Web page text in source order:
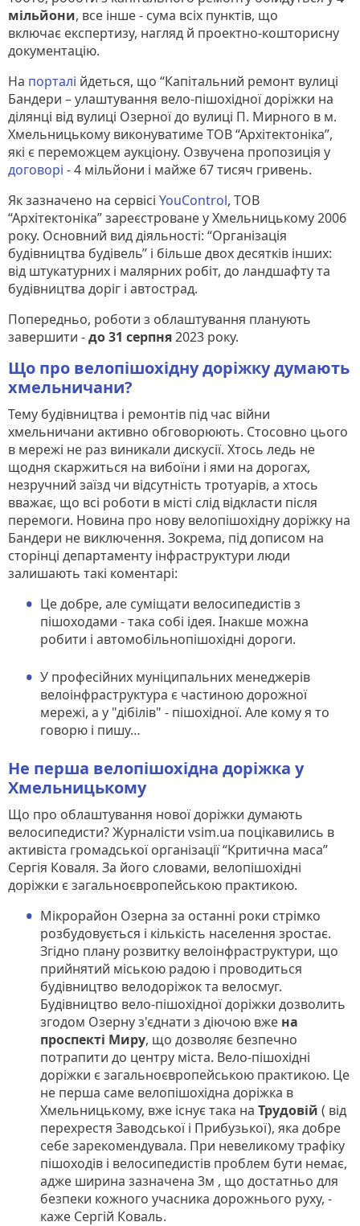
мільйони, все інше - сума всіх пунктів, що
включає експертизу, нагляд й проектно-кошторисну
документацію.
На порталі йдеться, що “Капітальний ремонт вулиці
Бандери – улаштування вело-пішохідної доріжки на
ділянці від вулиці Озерної до вулиці П. Мирного в м.
Хмельницькому виконуватиме ТОВ “Архітектоніка”,
які є переможцем аукціону. Озвучена пропозиція у
договорі - 4 мільйони і майже 67 тисяч гривень.
Як зазначено на сервісі YouControl, ТОВ
“Архітектоніка” зареєстроване у Хмельницькому 2006
року. Основний вид діяльності: “Організація
будівництва будівель” і більше двох десятків інших:
від штукатурних і малярних робіт, до ландшафту та
будівництва доріг і автострад.
Попередньо, роботи з облаштування планують
завершити -до 31 серпня2023 року.
Що про велопішохідну доріжку думають
хмельничани?
Тему будівництва і ремонтів під час війни
хмельничани активно обговорюють. Стосовно цього
в мережі не раз виникали дискусії. Хтось ледь не
щодня скаржиться на вибоїни і ями на дорогах,
незручний заїзд чи відсутність тротуарів, а хтось
вважає, що всі роботи в місті слід відкласти після
перемоги. Новина про нову велопішохідну доріжку на
Бандери не виключення. Зокрема, під дописом на
сторінці департаменту інфраструктури люди
залишають такі коментарі:
Це добре, але суміщати велосипедистів з
пішоходами - така собі ідея. Інакше можна
робити і автомобільнопішохідні дороги.
У професійних муніципальних менеджерів
велоінфраструктура є частиною дорожної
мережі, а у "дібілів" - пішохідної. Але кому я то
говорю і пишу…
Не перша велопішохідна доріжка у
Хмельницькому
Що про облаштування нової доріжки думають
велосипедисти? Журналісти vsim.ua поцікавились в
активіста громадської організації “Критична маса”
Сергія Коваля. За його словами, велопішохідні
доріжки є загальноєвропейською практикою.
Мікрорайон Озерна за останні роки стрімко
розбудовується і кількість населення зростає.
Згідно плану розвитку велоінфраструктури, що
прийнятий міською радою і проводиться
будівництво велодоріжок та велосмуг.
Будівництво вело-пішохідної доріжки дозволить
згодом Озерну з'єднати з діючою вже на
проспекті Миру, що дозволяє безпечно
потрапити до центру міста. Вело-пішохідні
доріжки є загальноєвропейською практикою. Це
не перша саме велопішохідна доріжка в
Хмельницькому, вже існує така на Трудовій ( від
перехрестя Заводської і Прибузької), яка добре
себе зарекомендувала. При невеликому трафіку
пішоходів і велосипедистів проблем бути немає,
адже ширина зазначена 3м , що достатньо для
безпеки кожного учасника дорожнього руху, -
каже Сергій Коваль.